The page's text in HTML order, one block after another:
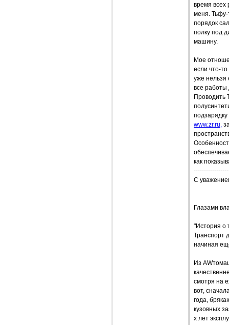
время всех
меня. Тьфу-
порядок
полку под
машину.
Мое
если что-
уже нельзя
все работы
Проводить
www.zr.ru,
как
С
Глазами
"История о
Транспорт
начиная
Из
смотря на
вот,
года,
кузовных
х лет